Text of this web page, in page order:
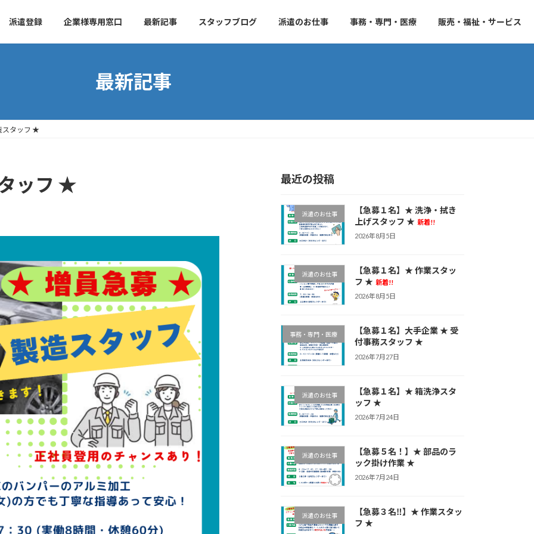
派遣登録 企業様専用窓口 最新記事 スタッフブログ 派遣のお仕事 事務・専門・医療 販売・福祉・サービス
最新記事
スタッフ ★
ッフ ★ 最近の投稿
派遣のお仕事
【急募１名】★ 洗浄・拭き
上げスタッフ ★ 新着!!
2026年8月5日
派遣のお仕事
【急募１名】★ 作業スタッ
フ ★ 新着!!
2026年8月5日
事務・専門・医療
【急募１名】大手企業 ★ 受
付事務スタッフ ★
2026年7月27日
派遣のお仕事
【急募１名】★ 箱洗浄スタ
ッフ ★
2026年7月24日
派遣のお仕事
【急募５名！】★ 部品のラ
ック掛け作業 ★
2026年7月24日
派遣のお仕事
【急募３名‼】★ 作業スタッ
フ ★